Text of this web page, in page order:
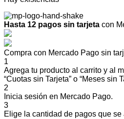
Hasta 12 pagos sin tarjeta con
Compra con Mercado Pago sin
1
Agrega tu producto al carrito y al
“Cuotas sin Tarjeta” o “Meses sin
2
Inicia sesión en Mercado Pago.
3
Elige la cantidad de pagos que se